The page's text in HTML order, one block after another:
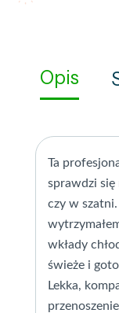
Opis
Ta
sprawdzi się
czy w
wkłady
świeże i
Lekka,